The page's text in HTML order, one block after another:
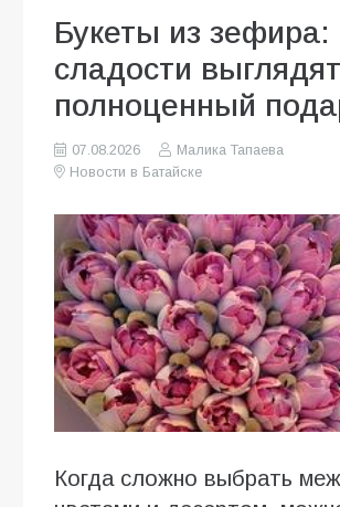
Букеты из зефира:
сладости
полноценный
07.08.2026
Малика Тапаева
Новости в Батайске
Когда сложно выбрать